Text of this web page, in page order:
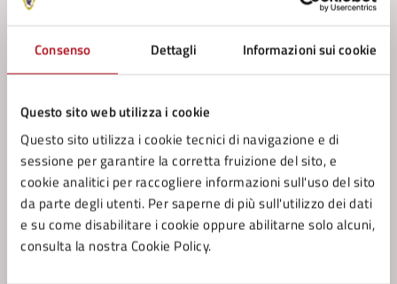
Consenso Dettagli Informazioni sui cookie
Questo sito web utilizza i cookie
Questo sito utilizza i cookie tecnici di navigazione e di
sessione per garantire la corretta fruizione del sito, e
cookie analitici per raccogliere informazioni sull'uso del sito
da parte degli utenti. Per saperne di più sull'utilizzo dei dati
e su come disabilitare i cookie oppure abilitarne solo alcuni,
consulta la nostra Cookie Policy.